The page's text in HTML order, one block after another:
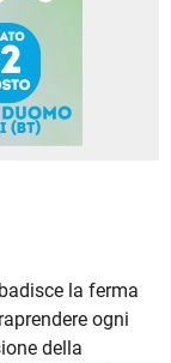
la ferma
ogni
della